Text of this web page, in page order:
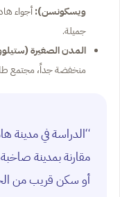
ويسكونسن):أجواء
جميلة.
المدن الصغيرة
منخفضة جداً، مجتمع
مقارنة بمدينة
أو سكن قريب من